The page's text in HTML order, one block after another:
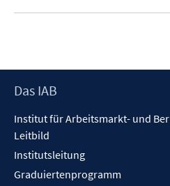
Footer
Das IAB
Institut für Arbeitsmarkt- und
Leitbild
Institutsleitung
Graduiertenprogramm